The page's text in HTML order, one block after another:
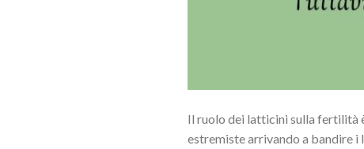
Il ruolo dei latticini sulla fertilità
estremiste arrivando a bandire